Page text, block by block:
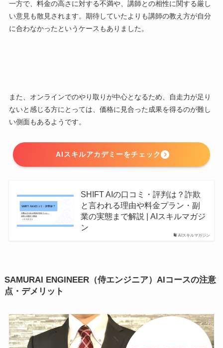
一方で、料金の高さに対する不満や、講師との相性に関する厳し
い意見も散見されます。期待していたよりも講師の教え方が自分
に合わなかったというケースもありました。
また、オンラインでのやり取りが中心となるため、自走力が足り
ないと感じる方にとっては、価格に見合った成果を得るのが難し
い側面もあるようです。
AIスキルアカデミーをチェック
AIスキルマガジン
SHIFT AIの口コミ・評判は？詐欺
と言われる理由や料金プラン・副
業の実態まで解説 | AIスキルマガジ
ン
SAMURAI ENGINEER（侍エンジニア）AIコースの注意
点・デメリット